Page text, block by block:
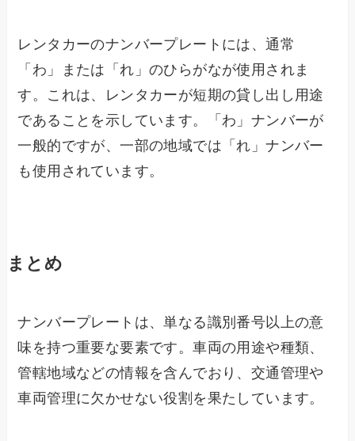
レンタカーのナンバープレートには、通常
「わ」または「れ」のひらがなが使用されま
す。これは、レンタカーが短期の貸し出し用途
であることを示しています。「わ」ナンバーが
一般的ですが、一部の地域では「れ」ナンバー
も使用されています。
まとめ
ナンバープレートは、単なる識別番号以上の意
味を持つ重要な要素です。車両の用途や種類、
管轄地域などの情報を含んでおり、交通管理や
車両管理に欠かせない役割を果たしています。